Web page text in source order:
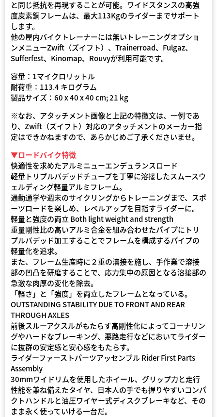
と同じ抵抗を再現することが可能。ワイドスタンスの高強
度炭素鋼フレームは、最大113Kgのライダーまでサポート
します。
他の屋内バイクトレーナーには無いトレーニングオプショ
ンメニューZwift（ズイフト）、Trainerroad、Fulgaz、
Sufferfest、Kinomap、Rouvyが利用可能です。
容量：1マイクロリットル
耐荷重：113.4 キログラム
製品サイズ：60 x 40 x 40 cm; 21 kg
※なお、アタッチメント画像と上記の特徴文は、一例であ
り、Zwift（ズイフト）対応のアタッチメントのメーカー指
定はできかねますので、あらかじめご了承くださいませ。
▼ロードバイク特徴
快適性を求めたアルミニューエンデュランスロード
軽量トリプルバデッドチューブを丁寧に溶接したスムースウ
ェルディング軽量アルミフレーム。
通勤通学や週末のサイクリングからトレーニングまで、スポ
ーツロードを楽しめ、レベルアップを目指すライダーに。
軽量と強度の両立 Both light weight and strength
重量剛性比の高いアルミ合金を組み合わせたパイプにトリ
プルバデッド加工することでフレームを構成するパイプの
軽量化を追求。
また、フレーム生産時に２重の溶接を施し、手作業で溶接
部の凹凸を研磨することで、応力集中の原因となる溶接部の
急激な肉厚の変化を除去。
「軽さ」と「強度」を両立したフレームとなっている。
OUTSTANDING STABILITY DUE TO FRONT AND REAR
THROUGH AXLES
前後スルーアクスルがもたらす高剛性化によってコーナリン
グやハードなブレーキング、悪路走行などにおいてライダー
に抜群の安定感と安心感をもたらす。
ライダーファーストパーツアッセンブル Rider First Parts
Assembly
30mmワイドリムを使用したホイール、グリップ力と走行
性能を兼ね備えたタイヤ、日本人の手でも握りやすいコンパ
クトハンドルと油圧ワイヤー式ディスクブレーキなど、その
まま永く使っていける一台だ。